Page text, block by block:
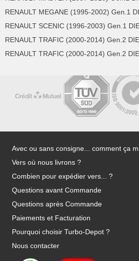
RENAULT MEGANE (1995-2002) Gen.1
RENAULT SCENIC (1996-2003) Gen.1
RENAULT TRAFIC (2000-2014) Gen.2
RENAULT TRAFIC (2000-2014) Gen.2
Avec ou sans consigne... comment ça
Vers où nous livrons ?
Combien pour expédier vers... ?
Questions avant Commande
Questions après Commande
Paiements et Facturation
Pourquoi choisir Turbo-Depot ?
Nous contacter